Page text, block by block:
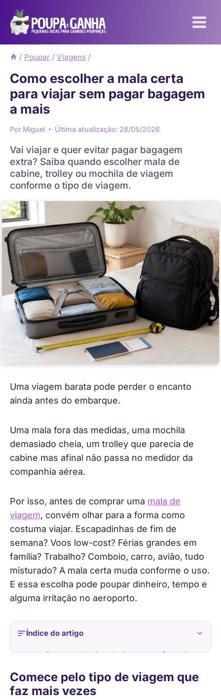
para
Conteúdo
/ Poupar / Viagens /
Como escolher a mala certa
para viajar sem pagar bagagem
a mais
Por Miguel Última atualização: 28/05/2026
Vai viajar e quer evitar pagar bagagem
extra? Saiba quando escolher mala de
cabine, trolley ou mochila de viagem
conforme o tipo de viagem.
Uma viagem barata pode perder o encanto
ainda antes do embarque.
Uma mala fora das medidas, uma mochila
demasiado cheia, um trolley que parecia de
cabine mas afinal não passa no medidor da
companhia aérea.
Por isso, antes de comprar uma mala de
viagem, convém olhar para a forma como
costuma viajar. Escapadinhas de fim de
semana? Voos low-cost? Férias grandes em
família? Trabalho? Comboio, carro, avião, tudo
misturado? A mala certa muda conforme o uso.
E essa escolha pode poupar dinheiro, tempo e
alguma irritação no aeroporto.
Índice do artigo
Comece pelo tipo de viagem que faz mais
Quando a mala de cabine evita custos extra
Comece pelo tipo de viagem que
faz mais vezes